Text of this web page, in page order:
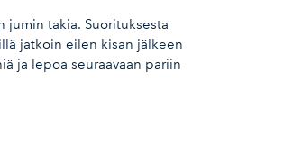
takia. Suorituksesta
jatkoin eilen kisan jälkeen
ja lepoa seuraavaan pariin